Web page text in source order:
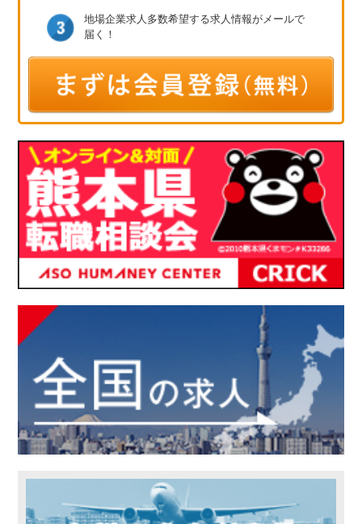
地場企業求人多数希望する求人情報が メールで
届く！